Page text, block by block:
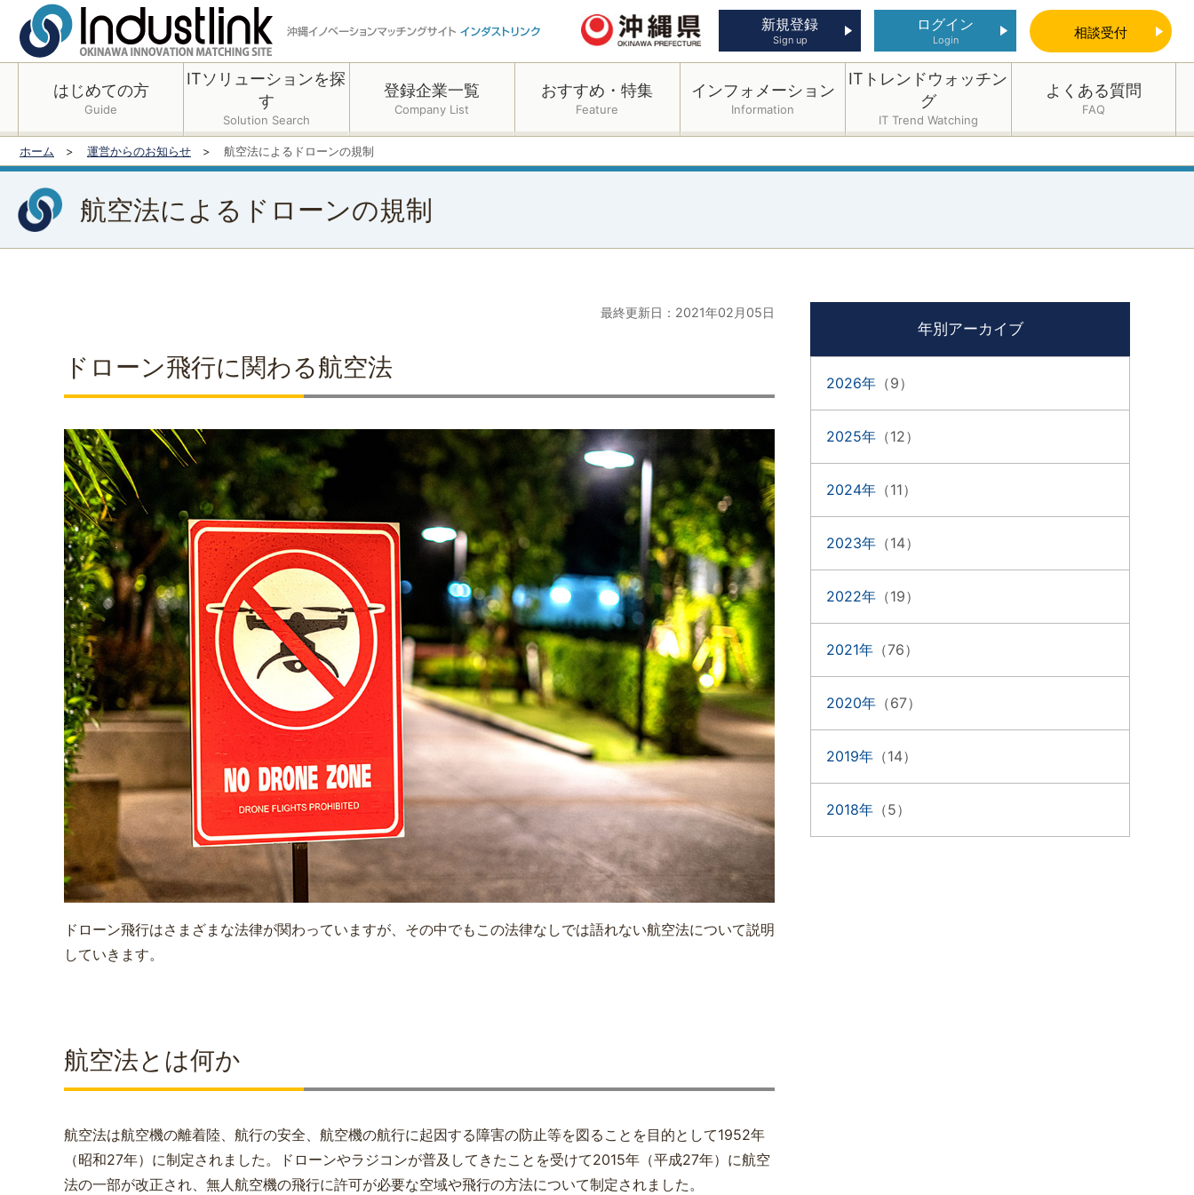
新規登録
Sign up
ログイン
Login 相談受付
はじめての方
Guide
ITソリューションを探
す
Solution Search
登録企業一覧
Company List
おすすめ・特集
Feature
インフォメーション
Information
ITトレンドウォッチン
グ
IT Trend Watching
よくある質問
FAQ
ホーム 運営からのお知らせ 航空法によるドローンの規制
航空法によるドローンの規制
最終更新日：2021年02月05日
ドローン飛行に関わる航空法
ドローン飛行はさまざまな法律が関わっていますが、その中でもこの法律なしでは語れない航空法について説明
していきます。
航空法とは何か
航空法は航空機の離着陸、航行の安全、航空機の航行に起因する障害の防止等を図ることを目的として1952年
（昭和27年）に制定されました。ドローンやラジコンが普及してきたことを受けて2015年（平成27年）に航空
法の一部が改正され、無人航空機の飛行に許可が必要な空域や飛行の方法について制定されました。
年別アーカイブ
2026年 （9）
2025年 （12）
2024年 （11）
2023年 （14）
2022年 （19）
2021年 （76）
2020年 （67）
2019年 （14）
2018年 （5）